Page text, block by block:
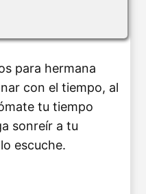
para hermana
con el tiempo, al
tu tiempo
sonreír a tu
escuche.